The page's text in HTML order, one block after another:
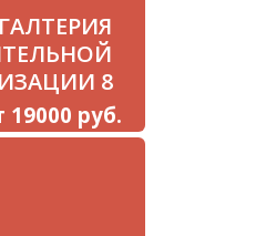
8
19000 руб.